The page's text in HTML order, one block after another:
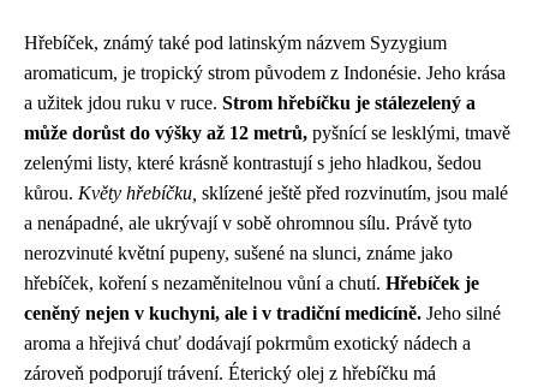
Hřebíček, známý také pod latinským názvem Syzygium
aromaticum, je tropický strom původem z Indonésie. Jeho krása
a užitek jdou ruku v ruce. Strom hřebíčku je stálezelený a
může dorůst do výšky až 12 metrů, pyšnící se lesklými, tmavě
zelenými listy, které krásně kontrastují s jeho hladkou, šedou
kůrou. Květy hřebíčku, sklízené ještě před rozvinutím, jsou malé
a nenápadné, ale ukrývají v sobě ohromnou sílu. Právě tyto
nerozvinuté květní pupeny, sušené na slunci, známe jako
hřebíček, koření s nezaměnitelnou vůní a chutí. Hřebíček je
ceněný nejen v kuchyni, ale i v tradiční medicíně. Jeho silné
aroma a hřejivá chuť dodávají pokrmům exotický nádech a
zároveň podporují trávení. Éterický olej z hřebíčku má